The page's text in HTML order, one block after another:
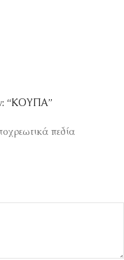
“ΚΟΥΠΑ”
πεδία